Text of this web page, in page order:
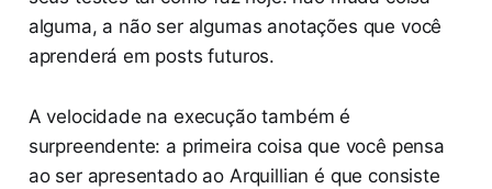
alguma, a não ser algumas anotações que você
aprenderá em posts futuros.
A velocidade na execução também é
surpreendente: a primeira coisa que você pensa
ao ser apresentado ao Arquillian é que consiste